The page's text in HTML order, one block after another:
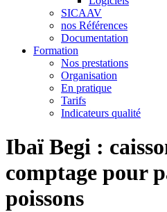
SICAAV
nos Références
Documentation
Formation
Nos prestations
Organisation
En pratique
Tarifs
Indicateurs qualité
Ibaï Begi :
comptage pour
poissons